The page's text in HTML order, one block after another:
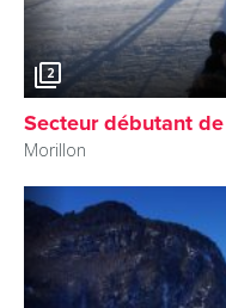
2
Secteur débutant
Morillon